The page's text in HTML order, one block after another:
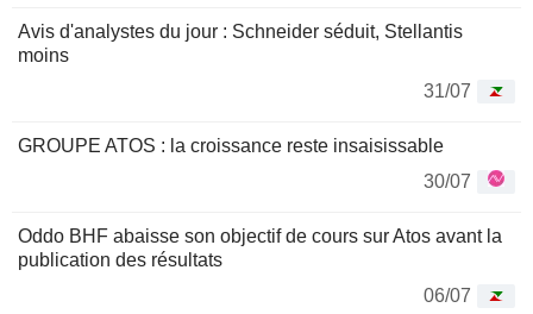
Avis d'analystes du jour : Schneider séduit, Stellantis
moins
31/07
GROUPE ATOS : la croissance reste insaisissable
30/07
Oddo BHF abaisse son objectif de cours sur Atos avant la
publication des résultats
06/07